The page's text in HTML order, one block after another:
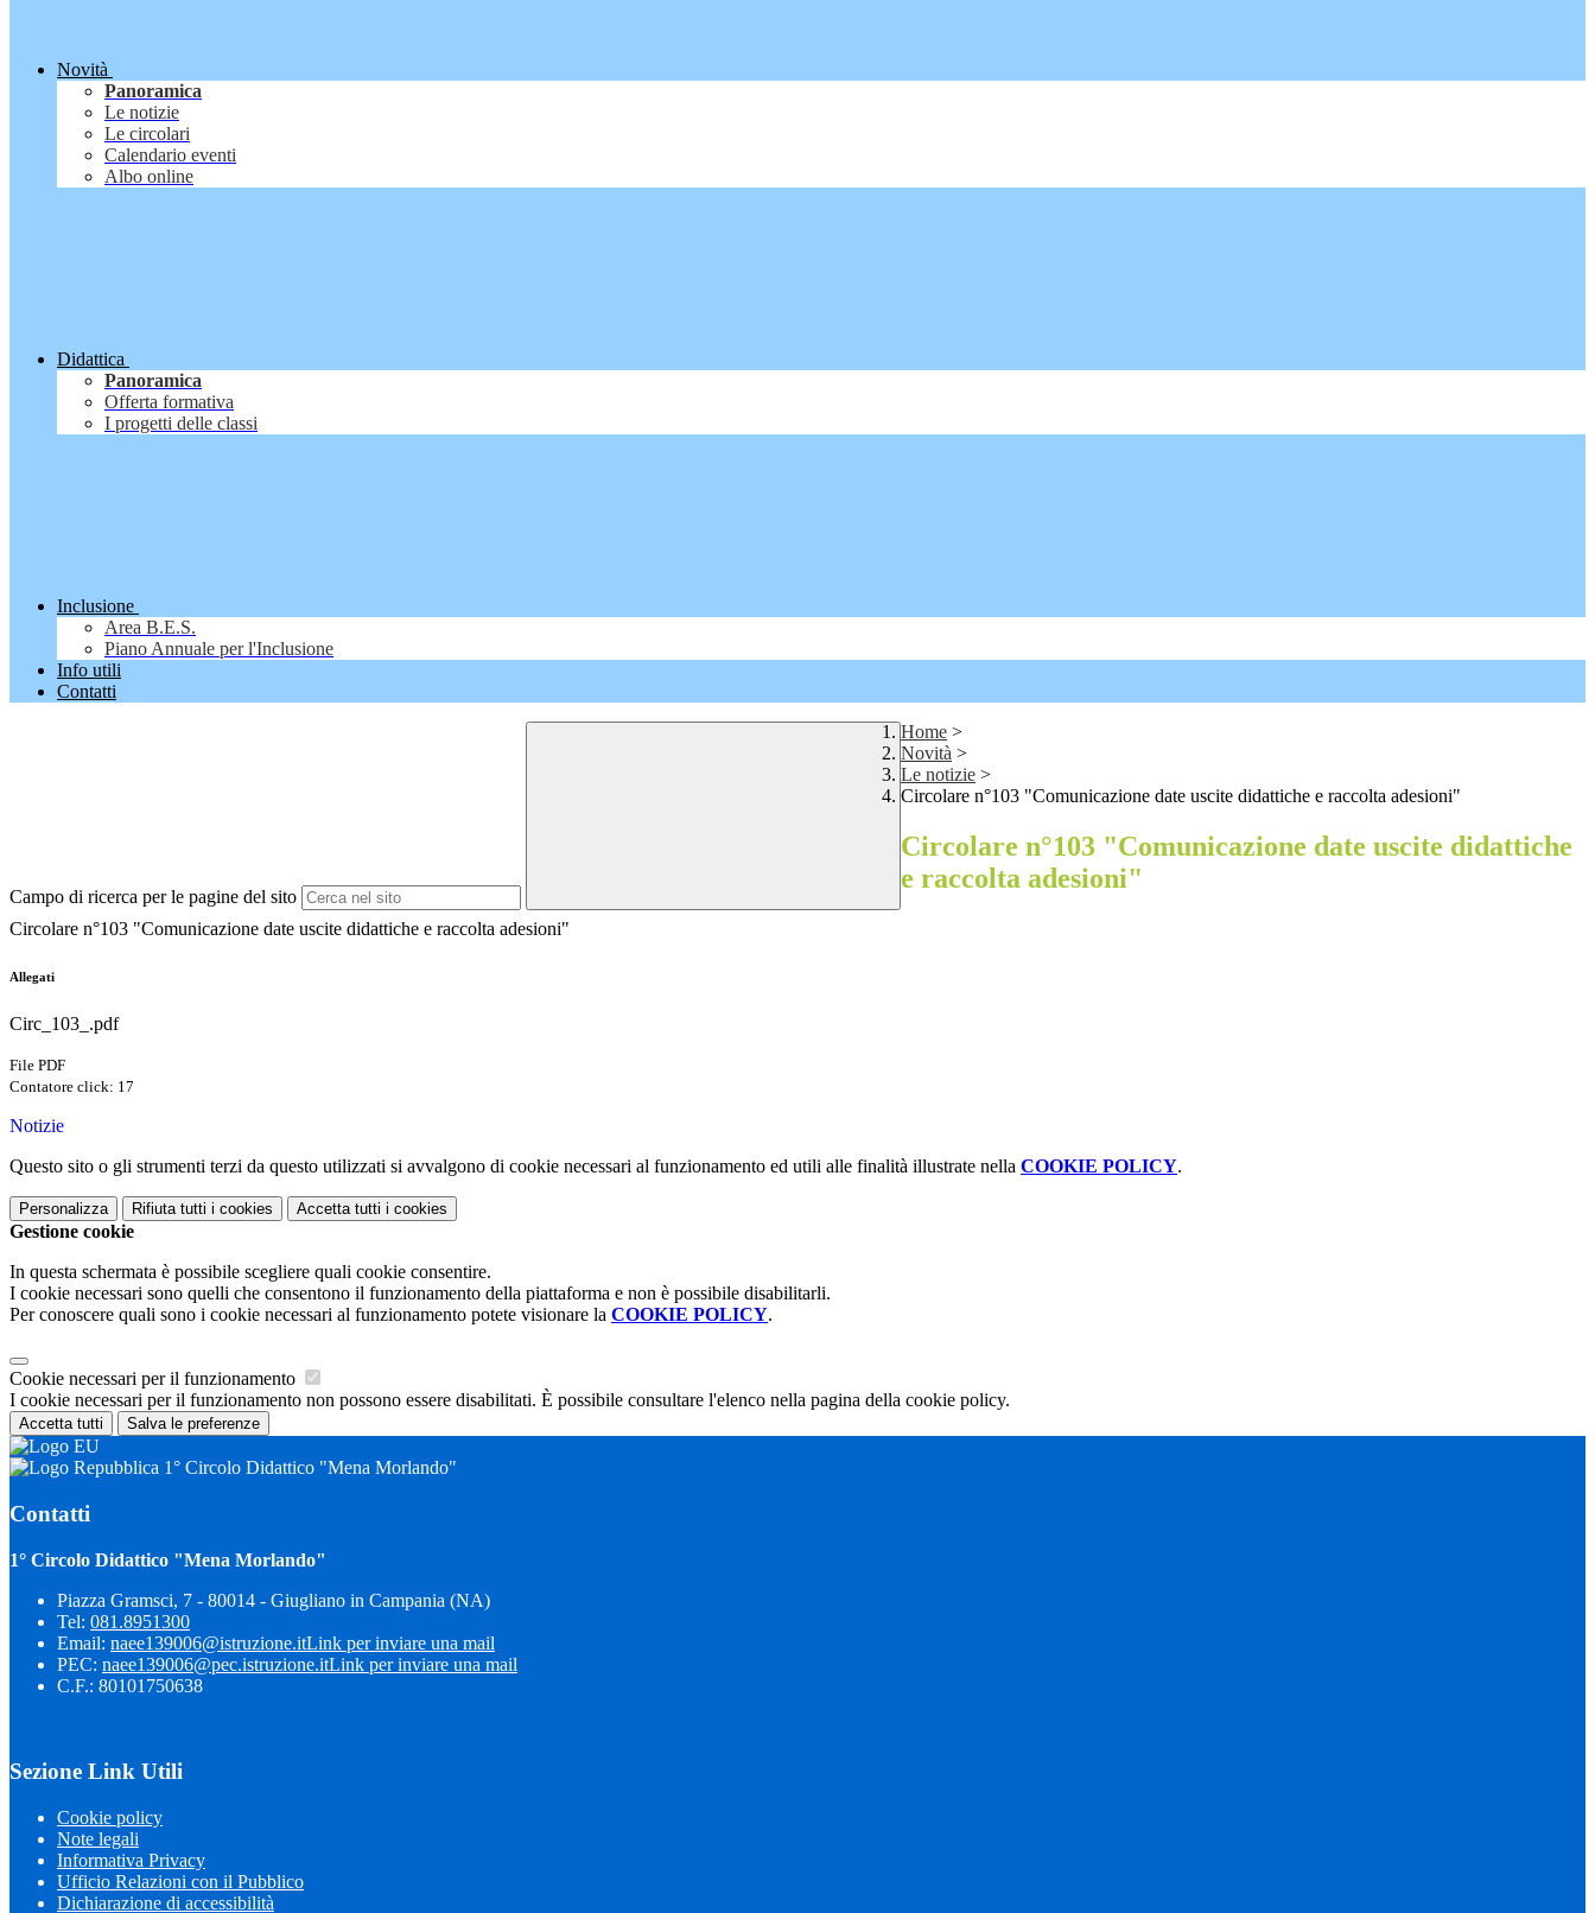
Novità
Panoramica
Le notizie
Le circolari
Calendario eventi
Albo online
Didattica
Panoramica
Offerta formativa
I progetti delle classi
Inclusione
Area B.E.S.
Piano Annuale per l'Inclusione
Info utili
Contatti
Campo di ricerca per le pagine del sito
Home >
Novità >
Le notizie >
Circolare n°103 "Comunicazione date uscite didattiche e raccolta adesioni"
Circolare n°103 "Comunicazione date uscite didattiche
e raccolta adesioni"
Circolare n°103 "Comunicazione date uscite didattiche e raccolta adesioni"
Allegati
Circ_103_.pdf
File PDF
Contatore click: 17
Notizie
Questo sito o gli strumenti terzi da questo utilizzati si avvalgono di cookie necessari al funzionamento ed utili alle finalità illustrate nella COOKIE POLICY.
Personalizza Rifiuta tutti i cookies Accetta tutti i cookies
Gestione cookie
In questa schermata è possibile scegliere quali cookie consentire.
I cookie necessari sono quelli che consentono il funzionamento della piattaforma e non è possibile disabilitarli.
Per conoscere quali sono i cookie necessari al funzionamento potete visionare la COOKIE POLICY.
Cookie necessari per il funzionamento
I cookie necessari per il funzionamento non possono essere disabilitati. È possibile consultare l'elenco nella pagina della cookie policy.
Accetta tutti Salva le preferenze
1° Circolo Didattico "Mena Morlando"
Contatti
1° Circolo Didattico "Mena Morlando"
Piazza Gramsci, 7 - 80014 - Giugliano in Campania (NA)
Tel: 081.8951300
Email: naee139006@istruzione.itLink per inviare una mail
PEC: naee139006@pec.istruzione.itLink per inviare una mail
C.F.: 80101750638
Sezione Link Utili
Cookie policy
Note legali
Informativa Privacy
Ufficio Relazioni con il Pubblico
Dichiarazione di accessibilità